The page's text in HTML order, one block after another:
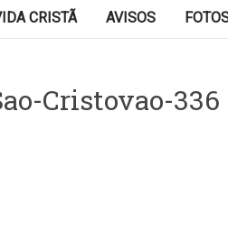
CRISTÃ AVISOS
Cristovao-336